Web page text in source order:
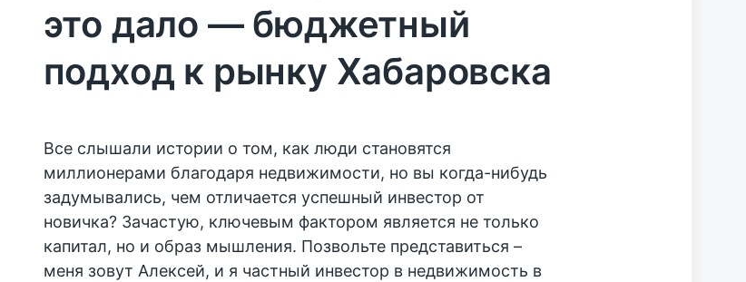
это дало — бюджетный
подход к рынку Хабаровска
Все слышали истории о том, как люди становятся
миллионерами благодаря недвижимости, но вы когда-нибудь
задумывались, чем отличается успешный инвестор от
новичка? Зачастую, ключевым фактором является не только
капитал, но и образ мышления. Позвольте представиться –
меня зовут Алексей, и я частный инвестор в недвижимость в